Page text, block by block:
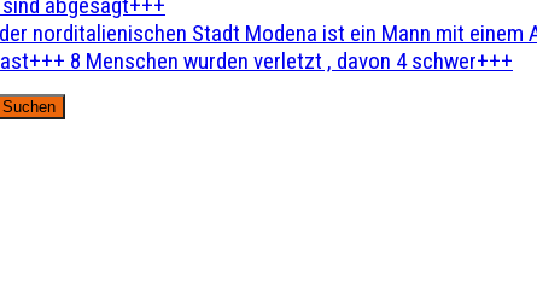
norditalienischen Stadt Modena ist ein Mann mit einem
8 Menschen wurden verletzt , davon 4 schwer+++